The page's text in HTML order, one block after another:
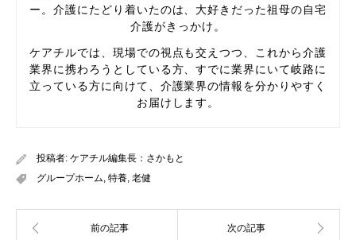
ー。介護にたどり着いたのは、大好きだった祖母の自宅
介護がきっかけ。
ケアチルでは、現場での視点も交えつつ、これから介護
業界に携わろうとしている方、すでに業界にいて岐路に
立っている方に向けて、介護業界の情報を分かりやすく
お届けします。
投稿者: ケアチル編集長：さかもと
グループホーム 特養 老健